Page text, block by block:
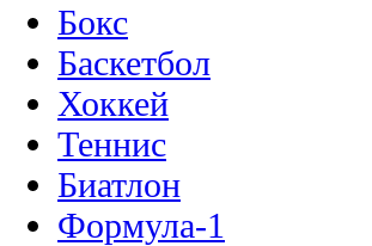
Бокс
Баскетбол
Хоккей
Теннис
Биатлон
Формула-1